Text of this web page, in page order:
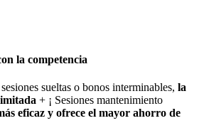
la competencia
sueltas o bonos interminables, la
+ ¡ Sesiones mantenimiento
eficaz y ofrece el mayor ahorro de